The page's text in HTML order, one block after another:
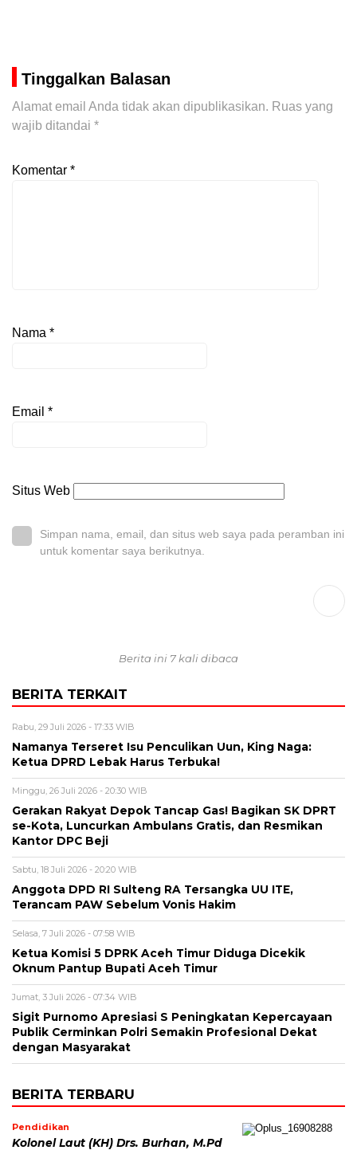
Tinggalkan Balasan
Alamat email Anda tidak akan dipublikasikan. Ruas yang
wajib ditandai *
Komentar *
Nama *
Email *
Situs Web
Simpan nama, email, dan situs web saya pada peramban ini
untuk komentar saya berikutnya.
Berita ini 7 kali dibaca
BERITA TERKAIT
Rabu, 29 Juli 2026 - 17:33 WIB
Namanya Terseret Isu Penculikan Uun, King Naga:
Ketua DPRD Lebak Harus Terbuka!
Minggu, 26 Juli 2026 - 20:30 WIB
Gerakan Rakyat Depok Tancap Gas! Bagikan SK DPRT
se-Kota, Luncurkan Ambulans Gratis, dan Resmikan
Kantor DPC Beji
Sabtu, 18 Juli 2026 - 20:20 WIB
Anggota DPD RI Sulteng RA Tersangka UU ITE,
Terancam PAW Sebelum Vonis Hakim
Selasa, 7 Juli 2026 - 07:58 WIB
Ketua Komisi 5 DPRK Aceh Timur Diduga Dicekik
Oknum Pantup Bupati Aceh Timur
Jumat, 3 Juli 2026 - 07:34 WIB
Sigit Purnomo Apresiasi S Peningkatan Kepercayaan
Publik Cerminkan Polri Semakin Profesional Dekat
dengan Masyarakat
BERITA TERBARU
Pendidikan
Kolonel Laut (KH) Drs. Burhan, M.Pd